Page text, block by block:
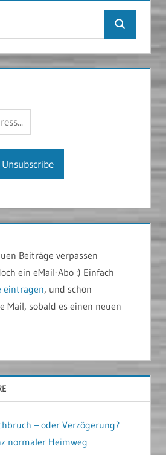
Suchen
Beiträge verpassen
ein eMail-Abo :) Einfach
eintragen, und schon
Mail, sobald es einen neuen
– oder Verzögerung?
normaler Heimweg